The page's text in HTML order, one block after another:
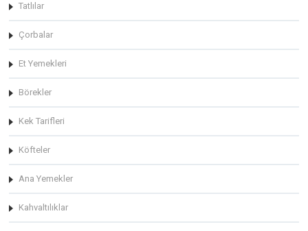
Tatlılar
Çorbalar
Et Yemekleri
Börekler
Kek Tarifleri
Köfteler
Ana Yemekler
Kahvaltılıklar